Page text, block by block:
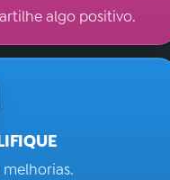
algo positivo.
melhorias.